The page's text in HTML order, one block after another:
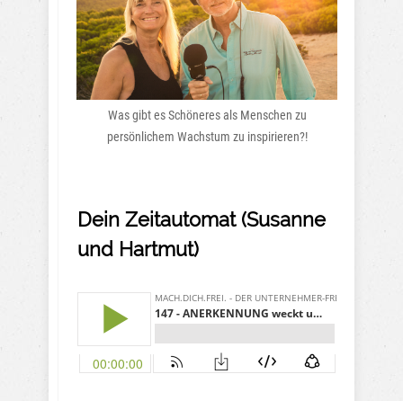
Was gibt es Schöneres als Menschen zu
persönlichem Wachstum zu inspirieren?!
Dein Zeitautomat (Susanne
und Hartmut)